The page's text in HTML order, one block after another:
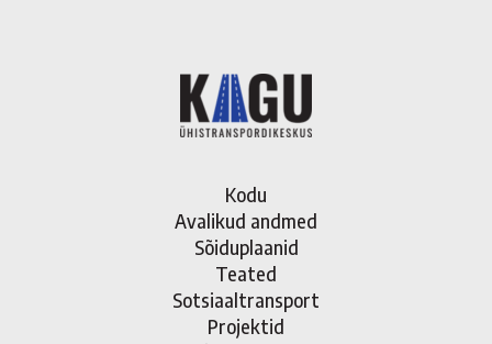
Kodu
Avalikud andmed
Sõiduplaanid
Teated
Sotsiaaltransport
Projektid